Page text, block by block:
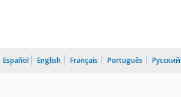
Español English Français Português Русский